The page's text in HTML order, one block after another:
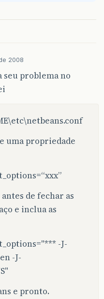
2008
seu problema no
uma propriedade
de fechar as
e inclua as
-J-
-J-
e pronto.